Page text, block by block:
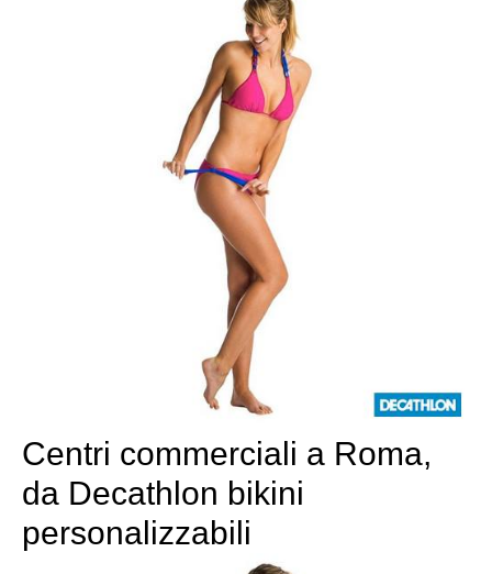
Centri commerciali a Roma,
da Decathlon bikini
personalizzabili